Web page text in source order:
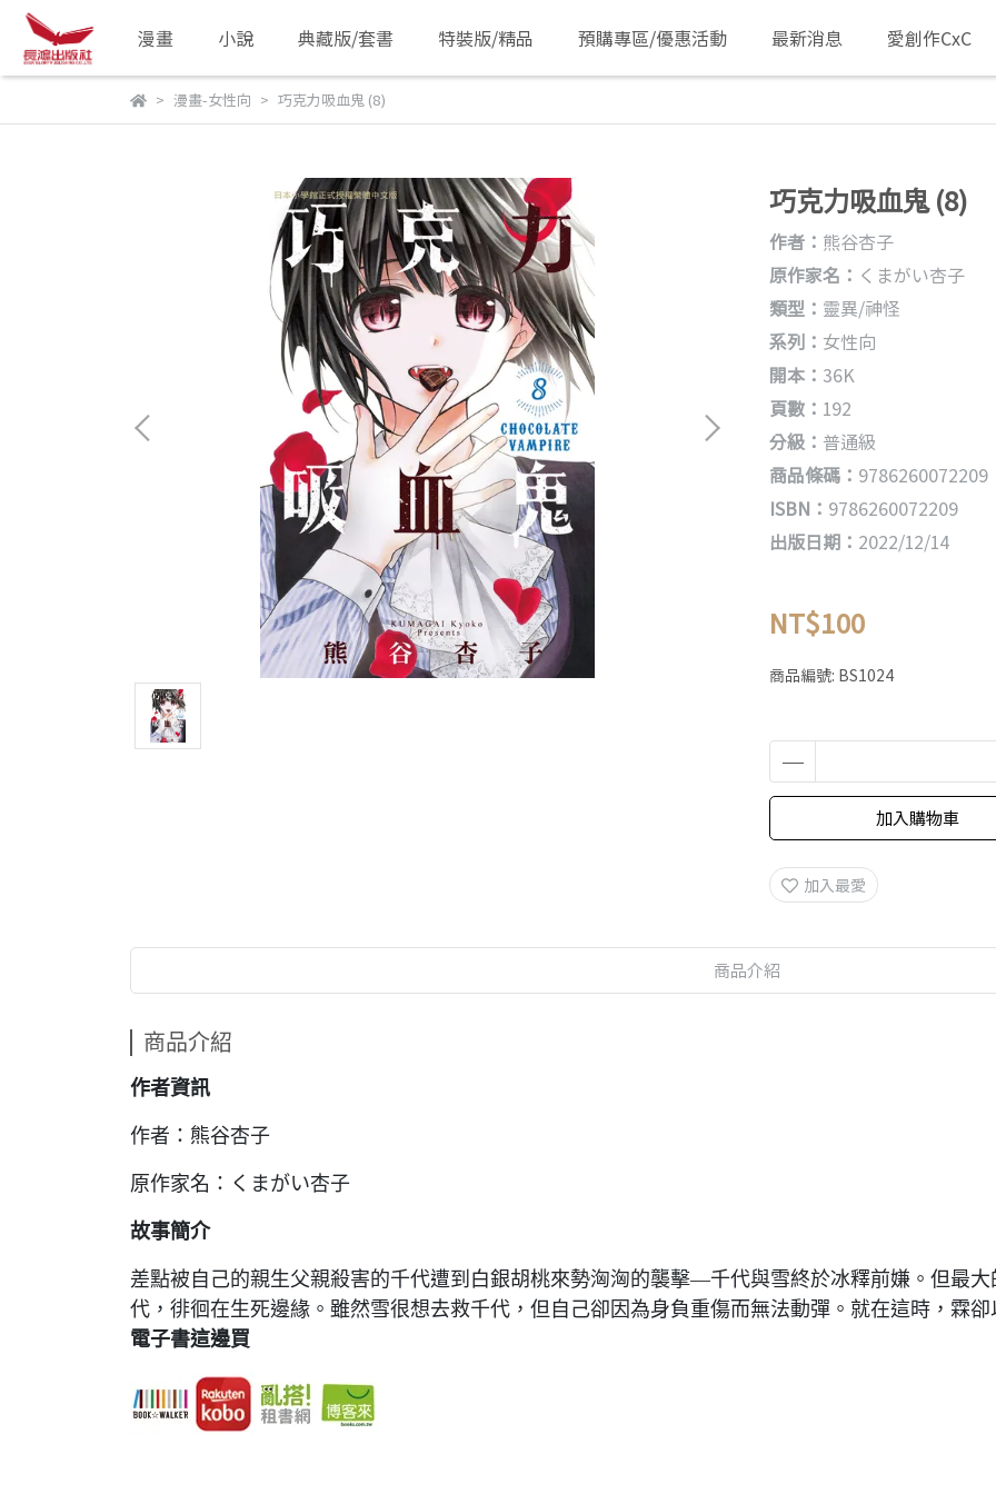
漫畫 小說 典藏版/套書 特裝版/精品 預購專區/優惠活動 最新消息 愛創作CxC
漫畫-女性向 巧克力吸血鬼 (8)
巧克力吸血鬼 (8)
作者： 熊谷杏子
原作家名： くまがい杏子
類型： 靈異/神怪
系列： 女性向
開本： 36K
頁數： 192
分級： 普通級
商品條碼： 9786260072209
ISBN： 9786260072209
出版日期： 2022/12/14
NT$100
商品編號: BS1024
加入購物車
加入最愛
商品介紹
商品介紹
作者資訊
作者：熊谷杏子
原作家名：くまがい杏子
故事簡介
差點被自己的親生父親殺害的千代遭到白銀胡桃來勢洶洶的襲擊—千代與雪終於冰釋前嫌。但最
代，徘徊在生死邊緣。雖然雪很想去救千代，但自己卻因為身負重傷而無法動彈。就在這時，霖
電子書這邊買